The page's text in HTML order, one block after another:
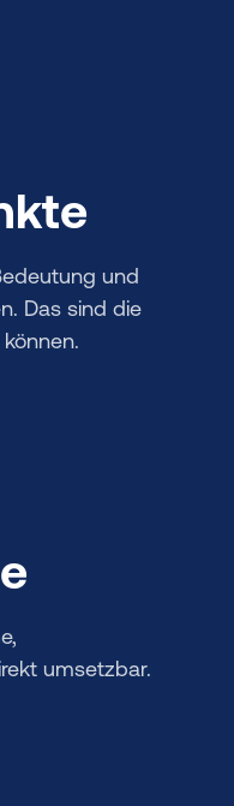
und
Das sind die
umsetzbar.